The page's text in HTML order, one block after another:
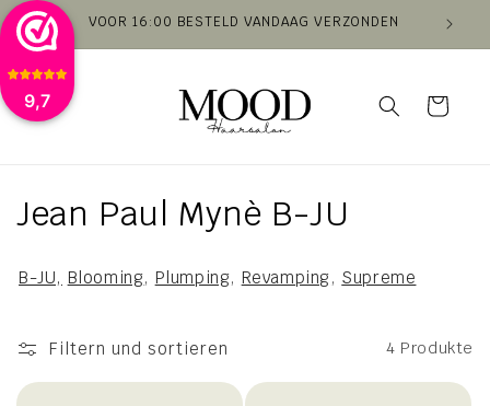
9,7
Direkt
zum
Inhalt
VOOR 16:00 BESTELD VANDAAG VERZONDEN
Warenkorb
K
t
e
g
Jean Paul Mynè B-JU
B-JU, Blooming, Plumping, Revamping, Supreme
Filtern und sortieren 4 Produkte